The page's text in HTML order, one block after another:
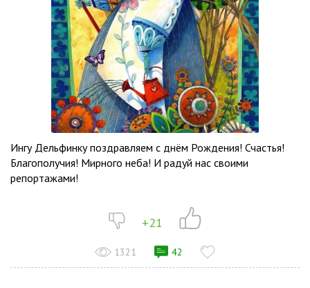
Ингу Дельфинку поздравляем с днём Рождения! Счастья!
Благополучия! Мирного неба! И радуй нас своими
репортажами!
+21
1321 42